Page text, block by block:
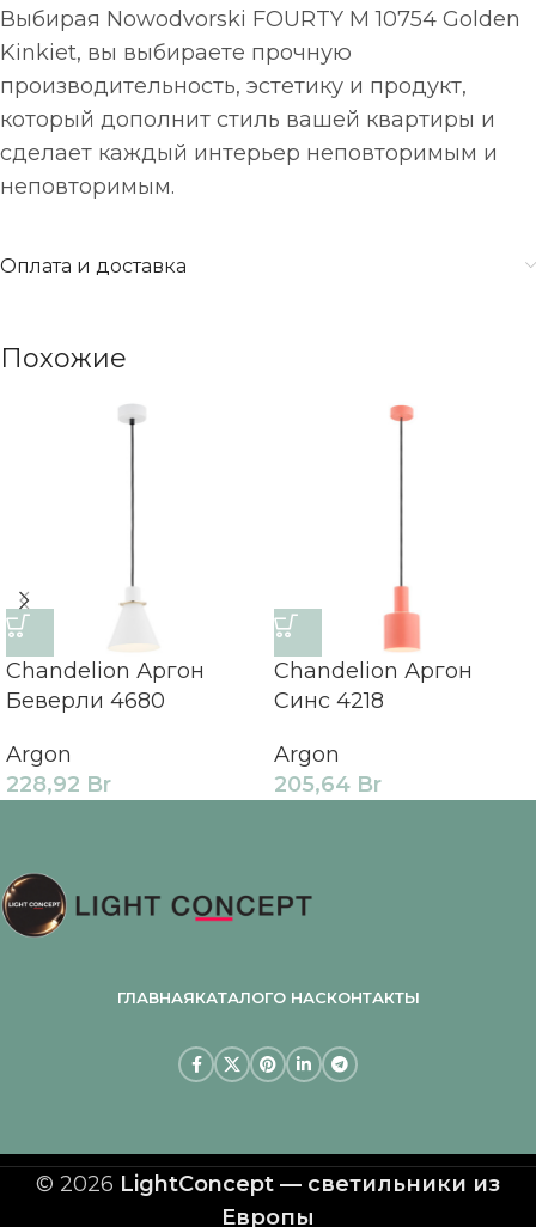
Выбирая Nowodvorski FOURTY M 10754 Golden
Kinkiet, вы выбираете прочную
производительность, эстетику и продукт,
который дополнит стиль вашей квартиры и
сделает каждый интерьер неповторимым и
неповторимым.
Оплата и доставка
Похожие
Chandelion Аргон
Беверли 4680
Argon
228,92 Br
Chandelion Аргон
Синс 4218
Argon
205,64 Br
ГЛАВНАЯКАТАЛОГО НАСКОНТАКТЫ
© 2026 LightConcept — светильники из
Европы